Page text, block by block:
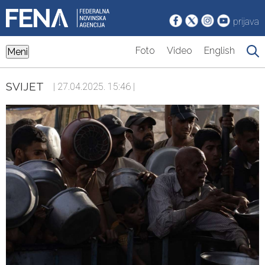
prijava
Meni Foto Video English
SVIJET | 27.04.2025. 15:46 |